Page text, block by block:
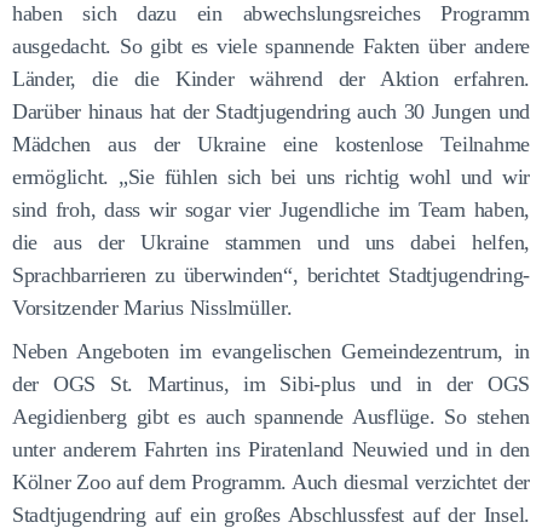
haben sich dazu ein abwechslungsreiches Programm
ausgedacht. So gibt es viele spannende Fakten über andere
Länder, die die Kinder während der Aktion erfahren.
Darüber hinaus hat der Stadtjugendring auch 30 Jungen und
Mädchen aus der Ukraine eine kostenlose Teilnahme
ermöglicht. „Sie fühlen sich bei uns richtig wohl und wir
sind froh, dass wir sogar vier Jugendliche im Team haben,
die aus der Ukraine stammen und uns dabei helfen,
Sprachbarrieren zu überwinden“, berichtet Stadtjugendring-
Vorsitzender Marius Nisslmüller.
Neben Angeboten im evangelischen Gemeindezentrum, in
der OGS St. Martinus, im Sibi-plus und in der OGS
Aegidienberg gibt es auch spannende Ausflüge. So stehen
unter anderem Fahrten ins Piratenland Neuwied und in den
Kölner Zoo auf dem Programm. Auch diesmal verzichtet der
Stadtjugendring auf ein großes Abschlussfest auf der Insel.